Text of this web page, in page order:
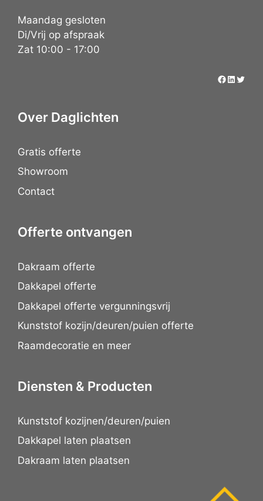
Maandag gesloten
Di/Vrij op afspraak
Zat 10:00 - 17:00
Over Daglichten
Gratis offerte
Showroom
Contact
Offerte ontvangen
Dakraam offerte
Dakkapel offerte
Dakkapel offerte vergunningsvrij
Kunststof kozijn/deuren/puien offerte
Raamdecoratie en meer
Diensten & Producten
Kunststof kozijnen/deuren/puien
Dakkapel laten plaatsen
Dakraam laten plaatsen